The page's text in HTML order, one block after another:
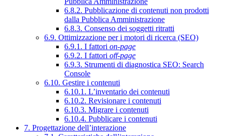
6.8.2. Pubblicazione di contenuti non prodotti
dalla Pubblica Amministrazione
6.8.3. Consenso dei soggetti ritratti
6.9. Ottimizzazione per i motori di ricerca (SEO)
6.9.1. I fattori on-page
6.9.2. I fattori off-page
6.9.3. Strumenti di diagnostica SEO: Search
Console
6.10. Gestire i contenuti
6.10.1. L’inventario dei contenuti
6.10.2. Revisionare i contenuti
6.10.3. Migrare i contenuti
6.10.4. Pubblicare i contenuti
7. Progettazione dell’interazione